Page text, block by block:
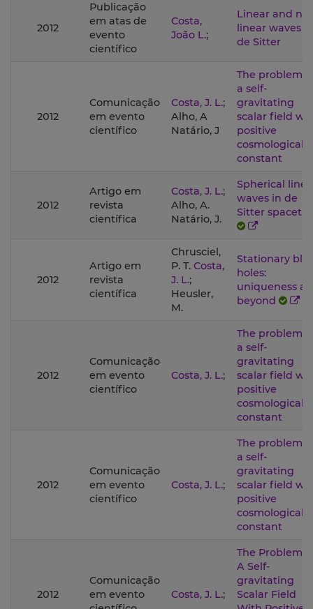
2012
Publicação
em atas de
evento
científico
Costa,
João L.;
Linear and
linear waves in
de Sitter
2012
Comunicação
em evento
científico
Costa, J. L.;
Alho, A
Natário, J
The problem
a self-
gravitating
scalar field
positive
cosmological
constant
2012
Artigo em
revista
científica
Costa, J. L.;
Alho, A.
Natário, J.
Spherical
waves in de
Sitter
2012
Artigo em
revista
científica
Chrusciel,
P. T. Costa,
J. L.;
Heusler,
M.
Stationary
holes:
uniqueness
beyond
2012
Comunicação
em evento
científico
Costa, J. L.;
The problem
a self-
gravitating
scalar field
positive
cosmological
constant
2012
Comunicação
em evento
científico
Costa, J. L.;
The problem
a self-
gravitating
scalar field
positive
cosmological
constant
2012
Comunicação
em evento
Costa, J. L.;
The Problem
A Self-
gravitating
Scalar Field